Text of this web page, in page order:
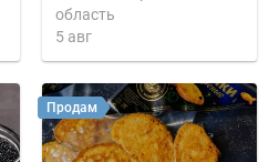
область
5 авг
Продам